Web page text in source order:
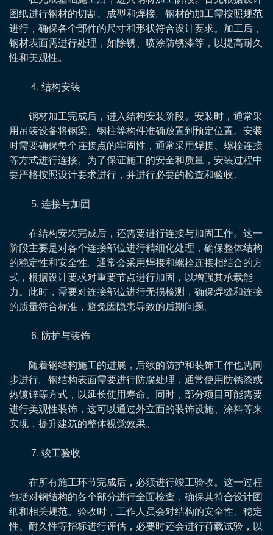
图纸进行钢材的切割、成型和焊接。钢材的加工需按照规范
进行，确保各个部件的尺寸和形状符合设计要求。加工后，
钢材表面需进行处理，如除锈、喷涂防锈漆等，以提高耐久
性和美观性。
4. 结构安装
钢材加工完成后，进入结构安装阶段。安装时，通常采
用吊装设备将钢梁、钢柱等构件准确放置到预定位置。安装
时需要确保每个连接点的牢固性，通常采用焊接、螺栓连接
等方式进行连接。为了保证施工的安全和质量，安装过程中
要严格按照设计要求进行，并进行必要的检查和验收。
5. 连接与加固
在结构安装完成后，还需要进行连接与加固工作。这一
阶段主要是对各个连接部位进行精细化处理，确保整体结构
的稳定性和安全性。通常会采用焊接和螺栓连接相结合的方
式，根据设计要求对重要节点进行加固，以增强其承载能
力。此时，需要对连接部位进行无损检测，确保焊缝和连接
的质量符合标准，避免因隐患导致的后期问题。
6. 防护与装饰
随着钢结构施工的进展，后续的防护和装饰工作也需同
步进行。钢结构表面需要进行防腐处理，通常使用防锈漆或
热镀锌等方式，以延长使用寿命。同时，部分项目可能需要
进行美观性装饰，这可以通过外立面的装饰设施、涂料等来
实现，提升建筑的整体视觉效果。
7. 竣工验收
在所有施工环节完成后，必须进行竣工验收。这一过程
包括对钢结构的各个部分进行全面检查，确保其符合设计图
纸和相关规范。验收时，工作人员会对结构的安全性、稳定
性、耐久性等指标进行评估，必要时还会进行荷载试验，以